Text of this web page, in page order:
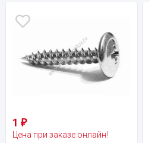
1 ₽
Цена при заказе онлайн!